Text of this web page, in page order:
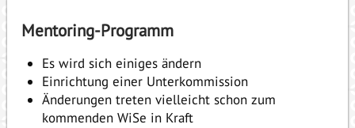
Mentoring-Programm
Es wird sich einiges ändern
Einrichtung einer Unterkommission
Änderungen treten vielleicht schon zum
kommenden WiSe in Kraft